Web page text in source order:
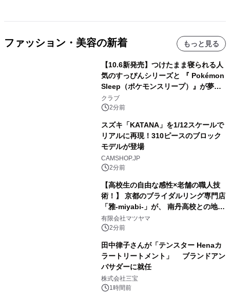
ファッション・美容の新着 もっと見る
【10.6新発売】つけたまま寝られる人
気のすっぴんシリーズと 『 Pokémon
Sleep（ポケモンスリープ）』が夢の
コラボレーション！
クラブ
2分前
スズキ「KATANA」を1/12スケールで
リアルに再現！310ピースのブロック
モデルが登場
CAMSHOP.JP
2分前
【高校生の自由な感性×老舗の職人技
術！】 京都のブライダルリング専門店
「雅-miyabi-」が、 南丹高校との地域
共創から生まれた 特別な結婚指輪・婚
約指輪「幾重 -ikue-」「宮美 -
売！
有限会社マツヤマ
2分前
田中律子さんが「テンスター Henaカ
ラートリートメント」 ブランドアン
バサダーに就任
株式会社三宝
1時間前